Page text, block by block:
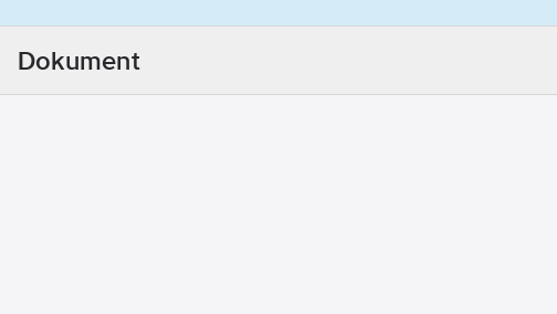
Dokument